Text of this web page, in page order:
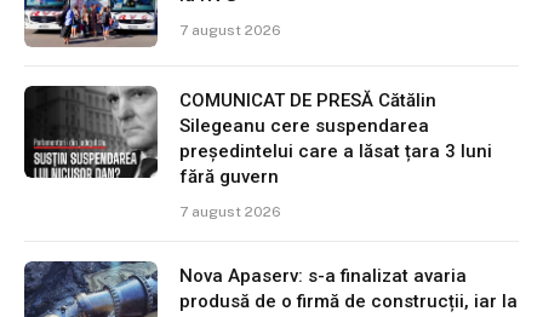
7 august 2026
COMUNICAT DE PRESĂ Cătălin
Silegeanu cere suspendarea
președintelui care a lăsat țara 3 luni
fără guvern
7 august 2026
Nova Apaserv: s-a finalizat avaria
produsă de o firmă de construcții, iar la